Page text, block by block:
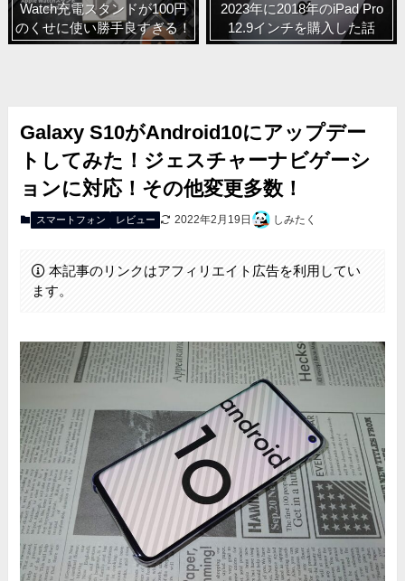
Watch充電スタンドが100円
のくせに使い勝手良すぎる！
2023年に2018年のiPad Pro
12.9インチを購入した話
Galaxy S10がAndroid10にアップデー
トしてみた！ジェスチャーナビゲーシ
ョンに対応！その他変更多数！
スマートフォン レビュー 2022年2月19日 しみたく
本記事のリンクはアフィリエイト広告を利用してい
ます。